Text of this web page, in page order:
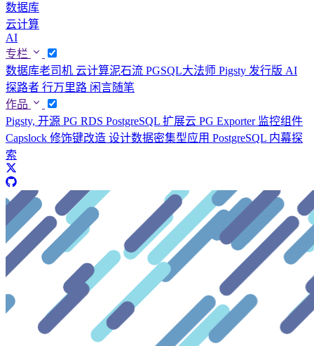
数据库
云计算
AI
专栏
数据库老司机 云计算泥石流 PGSQL大法师 Pigsty 发行版 AI
探路者 行万里路 闲言随笔
作品
Pigsty, 开源 PG RDS PostgreSQL 扩展云 PG Exporter 监控组件
Capslock 修饰键改造 设计数据密集型应用 PostgreSQL 内幕探
索